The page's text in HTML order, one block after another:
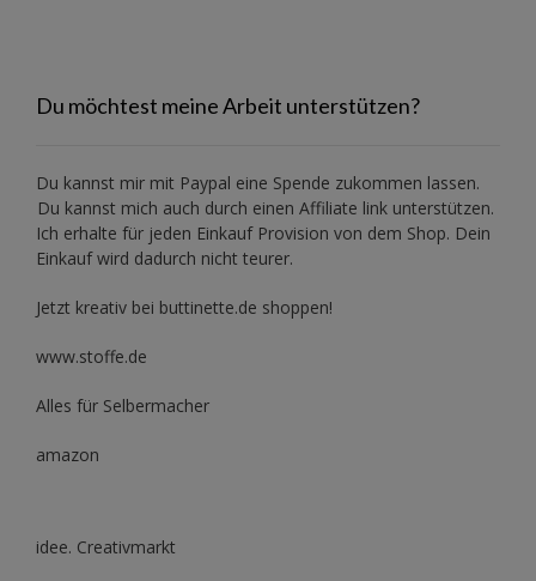
Du möchtest meine Arbeit unterstützen?
Du kannst mir mit Paypal eine Spende zukommen lassen.
Du kannst mich auch durch einen Affiliate link unterstützen.
Ich erhalte für jeden Einkauf Provision von dem Shop. Dein
Einkauf wird dadurch nicht teurer.
Jetzt kreativ bei buttinette.de shoppen!
www.stoffe.de
Alles für Selbermacher
amazon
idee. Creativmarkt